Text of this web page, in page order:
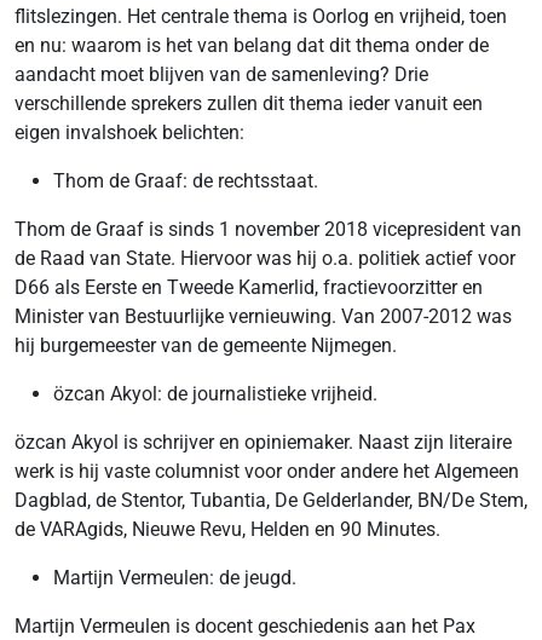
flitslezingen. Het centrale thema is Oorlog en vrijheid, toen
en nu: waarom is het van belang dat dit thema onder de
aandacht moet blijven van de samenleving? Drie
verschillende sprekers zullen dit thema ieder vanuit een
eigen invalshoek belichten:
Thom de Graaf: de rechtsstaat.
Thom de Graaf is sinds 1 november 2018 vicepresident van
de Raad van State. Hiervoor was hij o.a. politiek actief voor
D66 als Eerste en Tweede Kamerlid, fractievoorzitter en
Minister van Bestuurlijke vernieuwing. Van 2007-2012 was
hij burgemeester van de gemeente Nijmegen.
özcan Akyol: de journalistieke vrijheid.
özcan Akyol is schrijver en opiniemaker. Naast zijn literaire
werk is hij vaste columnist voor onder andere het Algemeen
Dagblad, de Stentor, Tubantia, De Gelderlander, BN/De Stem,
de VARAgids, Nieuwe Revu, Helden en 90 Minutes.
Martijn Vermeulen: de jeugd.
Martijn Vermeulen is docent geschiedenis aan het Pax